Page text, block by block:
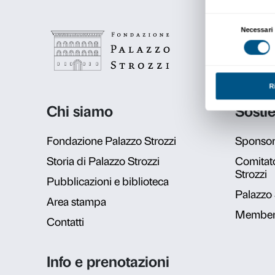
Metti, una stella a cena
Scopri